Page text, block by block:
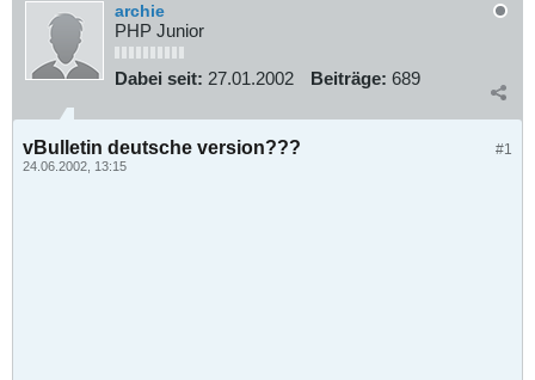
archie
PHP Junior
Dabei seit: 27.01.2002 Beiträge: 689
#1
vBulletin deutsche version???
24.06.2002, 13:15